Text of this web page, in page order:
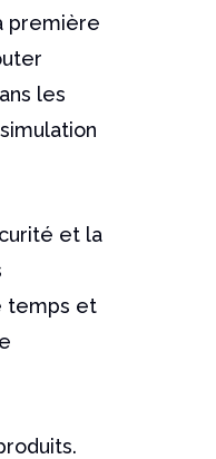
première
les
et la
temps et